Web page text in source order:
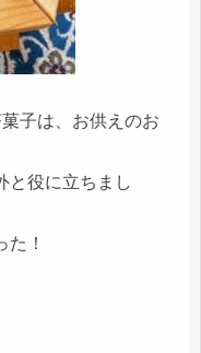
子は、お供えのお
と役に立ちまし
！